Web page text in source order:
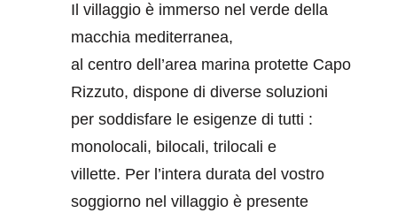
Il villaggio è immerso nel verde della
macchia mediterranea,
al centro dell’area marina protette Capo
Rizzuto, dispone di diverse soluzioni
per soddisfare le esigenze di tutti :
monolocali, bilocali, trilocali e
villette. Per l’intera durata del vostro
soggiorno nel villaggio è presente